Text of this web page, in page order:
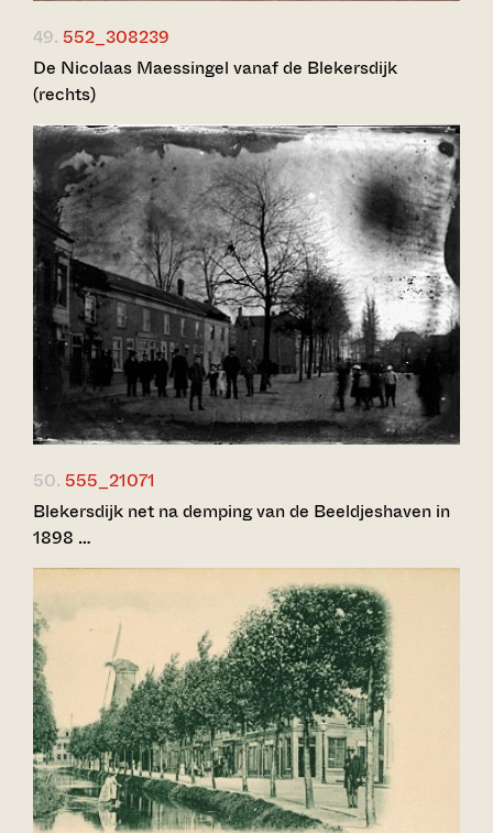
49. 552_308239
De Nicolaas Maessingel vanaf de Blekersdijk
(rechts)
50. 555_21071
Blekersdijk net na demping van de Beeldjeshaven in
1898 …